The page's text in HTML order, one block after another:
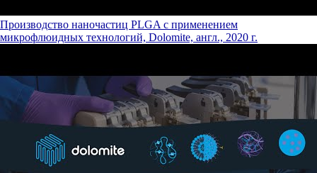
Производство наночастиц PLGA с применением
микрофлюидных технологий, Dolomite, англ., 2020 г.